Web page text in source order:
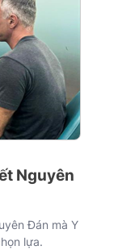
Nguyên
Đán mà Y
lựa.